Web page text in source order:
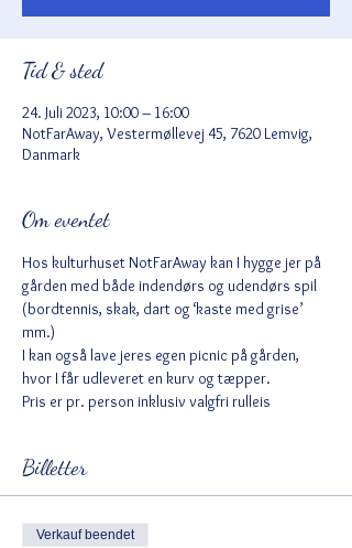
Tid & sted
24. Juli 2023, 10:00 – 16:00
NotFarAway, Vestermøllevej 45, 7620 Lemvig,
Danmark
Om eventet
Hos kulturhuset NotFarAway kan I hygge jer på
gården med både indendørs og udendørs spil
(bordtennis, skak, dart og ‘kaste med grise’
mm.)
I kan også lave jeres egen picnic på gården,
hvor I får udleveret en kurv og tæpper.
Pris er pr. person inklusiv valgfri rulleis
Billetter
Verkauf beendet